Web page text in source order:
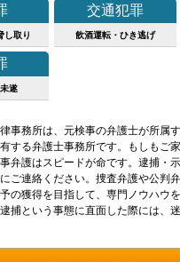
し取り
交通犯罪
飲酒運転・ひき逃げ
遂
事務所は、元検事の弁護士が所属
する弁護士事務所です。もしもご
弁護はスピードが命です。逮捕・
ご連絡ください。捜査弁護や公判
の獲得を目指して、専門ノウハウ
捕という事態に直面した際には、